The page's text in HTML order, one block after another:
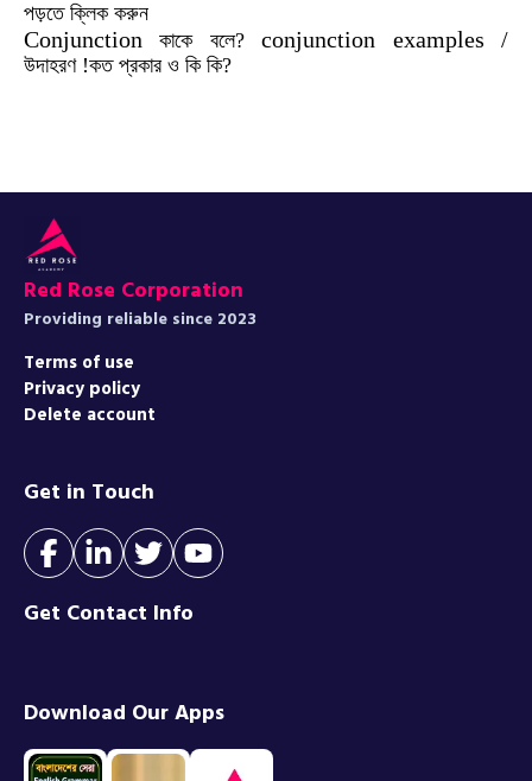
পড়তে ক্লিক করুন
Conjunction কাকে বলে?conjunction examples /
উদাহরণ !কত প্রকার ও কি কি?
Red Rose Corporation
Providing reliable since 2023
Terms of use
Privacy policy
Delete account
Get in Touch
Get Contact Info
Download Our Apps